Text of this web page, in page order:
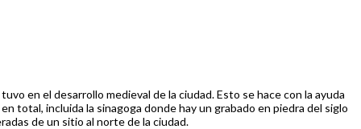
en el desarrollo medieval de la ciudad. Esto se hace con la ayuda
total, incluida la sinagoga donde hay un grabado en piedra del siglo
de un sitio al norte de la ciudad.